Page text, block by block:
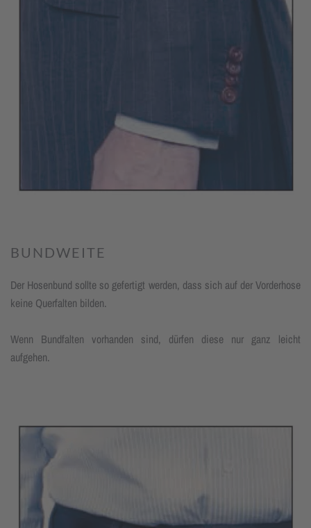
BUNDWEITE
Der Hosenbund sollte so gefertigt wer­den, dass sich auf der Vorderhose
keine Querfalten bilden.
Wenn Bundfalten vorhanden sind, dür­fen diese nur ganz leicht
aufgehen.